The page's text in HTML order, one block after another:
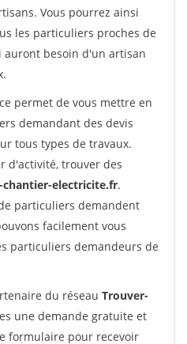
Vous pourrez ainsi
les particuliers proches de
besoin d'un artisan
permet de vous mettre en
demandant des devis
tous types de travaux.
d'activité, trouver des
chantier-electricite.fr.
particuliers demandent
facilement vous
particuliers demandeurs de
du réseau Trouver-
une demande gratuite et
formulaire pour recevoir